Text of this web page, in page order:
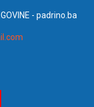
- padrino.ba